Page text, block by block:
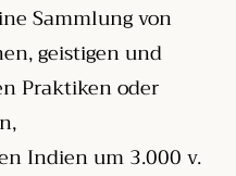
Sammlung von
geistigen und
Praktiken oder
Indien um 3.000 v.